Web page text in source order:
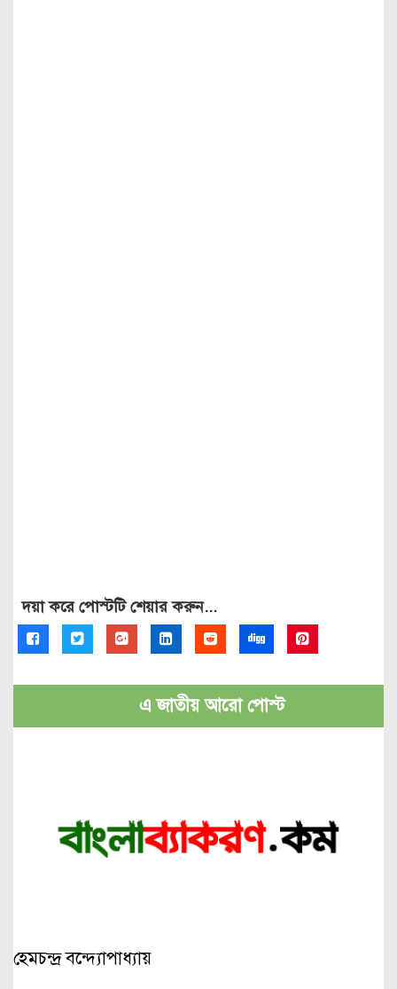
দয়া করে পোস্টটি শেয়ার করুন...
এ জাতীয় আরো পোস্ট
হেমচন্দ্র বন্দ্যোপাধ্যায়